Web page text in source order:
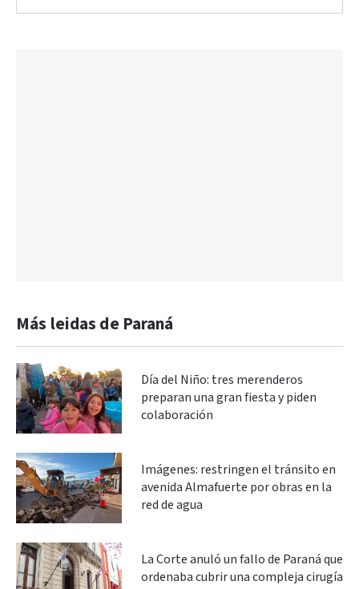
Más leidas de Paraná
Día del Niño: tres merenderos
preparan una gran fiesta y piden
colaboración
Imágenes: restringen el tránsito en
avenida Almafuerte por obras en la
red de agua
La Corte anuló un fallo de Paraná que
ordenaba cubrir una compleja cirugía